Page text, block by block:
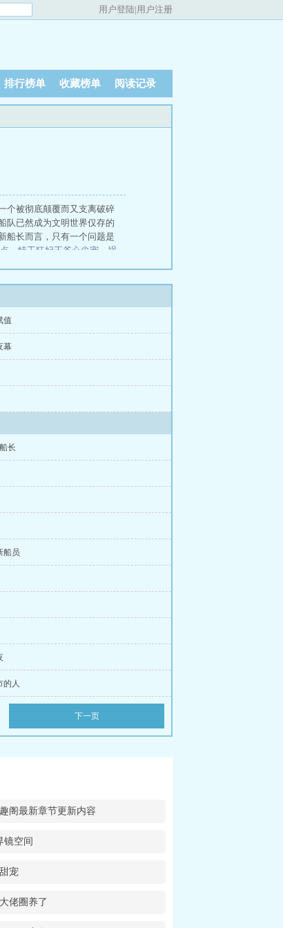
用户登陆|用户注册
排行榜单 收藏榜单 阅读记录
个被彻底颠覆而又支离破碎
队已然成为文明世界仅存的
船长而言，只有一个问题是
特工狂妃王爷心尖宠
祸
阴阳圣心诀、陈凡柳雪吟官
值
幕
长
船员
的人
下一页
阁最新章节更新内容
镜空间
宠
佬圈养了